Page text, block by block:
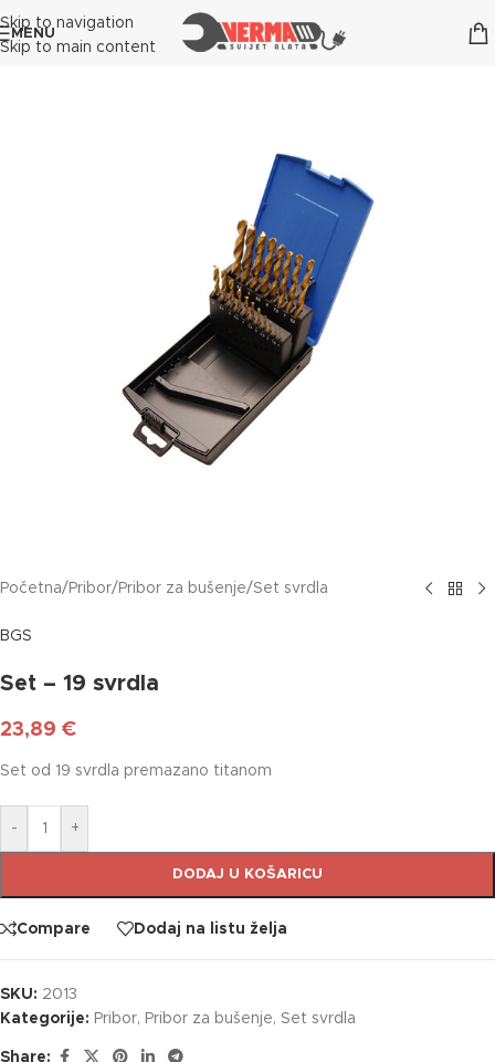
Skip to navigation
Skip to main content
MENU
Početna/ Pribor/ Pribor za bušenje/Set svrdla
BGS
Set – 19 svrdla
23,89 €
Set od 19 svrdla premazano titanom
- +
DODAJ U KOŠARICU
Compare Dodaj na listu želja
SKU: 2013
Kategorije: Pribor, Pribor za bušenje, Set svrdla
Share: